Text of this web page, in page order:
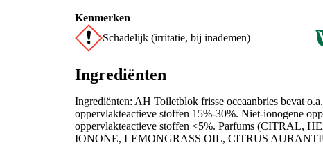
Kenmerken
Schadelijk (irritatie, bij inademen)
Ingrediënten
Ingrediënten: AH Toiletblok frisse oceaanbries bevat
oppervlakteactieve stoffen 15%-30%. Niet-ionogene
oppervlakteactieve stoffen <5%. Parfums
IONONE, LEMONGRASS OIL, CITRUS